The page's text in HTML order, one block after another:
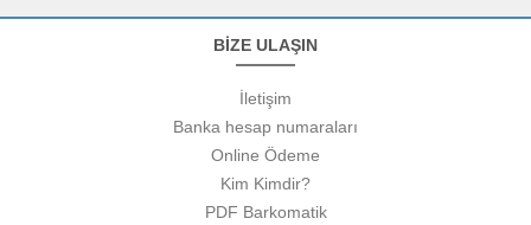
BİZE ULAŞIN
İletişim
Banka hesap numaraları
Online Ödeme
Kim Kimdir?
PDF Barkomatik